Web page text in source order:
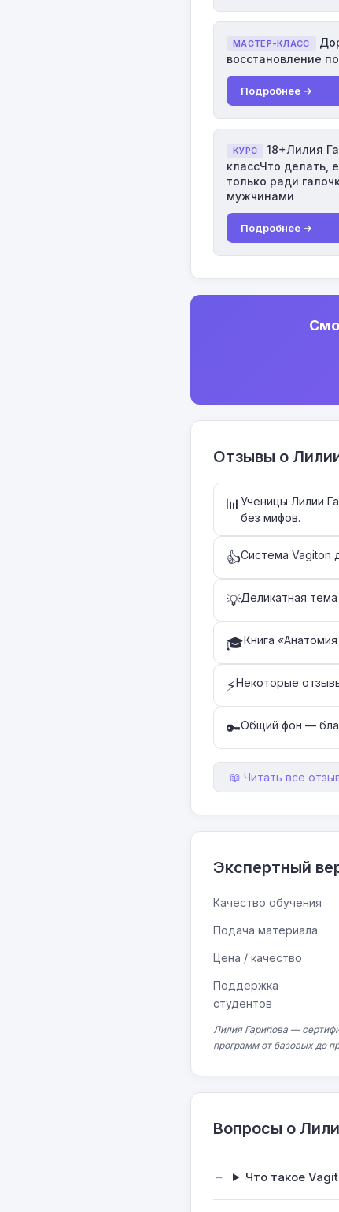
МАСТЕР-КЛАСС
восстановление
Подробнее →
КУРС
18+Лилия
классЧто делать,
только ради
мужчинами
Подробнее →
Отзывы о
📊 Ученицы Лилии
без мифов.
👍Система Vagiton
💡Деликатная
🎓Книга
⚡Некоторые
🔑Общий фон —
📖 Читать все
Экспертный
Качество обучения
Подача материала
Цена / качество
Поддержка
студентов
Лилия Гарипова —
программ от базовых до
Вопросы о
Что такое